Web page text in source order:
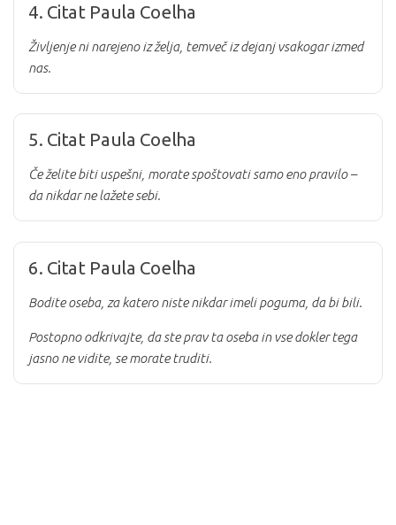
4. Citat Paula Coelha
Življenje ni narejeno iz želja, temveč iz dejanj vsakogar izmed
nas.
5. Citat Paula Coelha
Če želite biti uspešni, morate spoštovati samo eno pravilo –
da nikdar ne lažete sebi.
6. Citat Paula Coelha
Bodite oseba, za katero niste nikdar imeli poguma, da bi bili.
Postopno odkrivajte, da ste prav ta oseba in vse dokler tega
jasno ne vidite, se morate truditi.